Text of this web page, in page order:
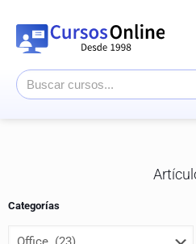
Categorías